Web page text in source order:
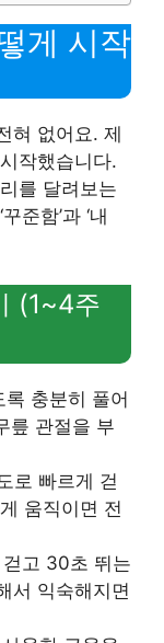
게 시작
혀 없어요. 제
작했습니다.
를 달려보는
준함’과 ‘내
(1~4주
충분히 풀어
릎 관절을 부
로 빠르게 걷
움직이면 전
고 30초 뛰는
서 익숙해지면